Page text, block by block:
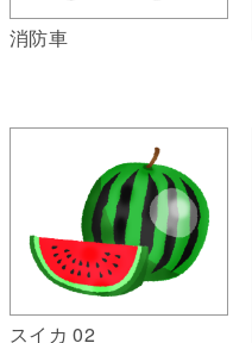
消防車
スイカ 02